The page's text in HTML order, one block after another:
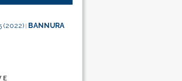
(2022) BANNURA